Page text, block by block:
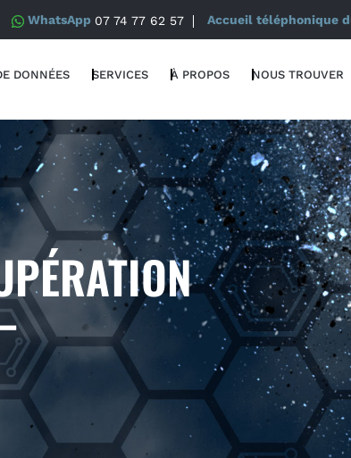
WhatsApp 07 74 77 62 57 Accueil téléphonique
DONNÉES SERVICES À PROPOS NOUS TROUVER